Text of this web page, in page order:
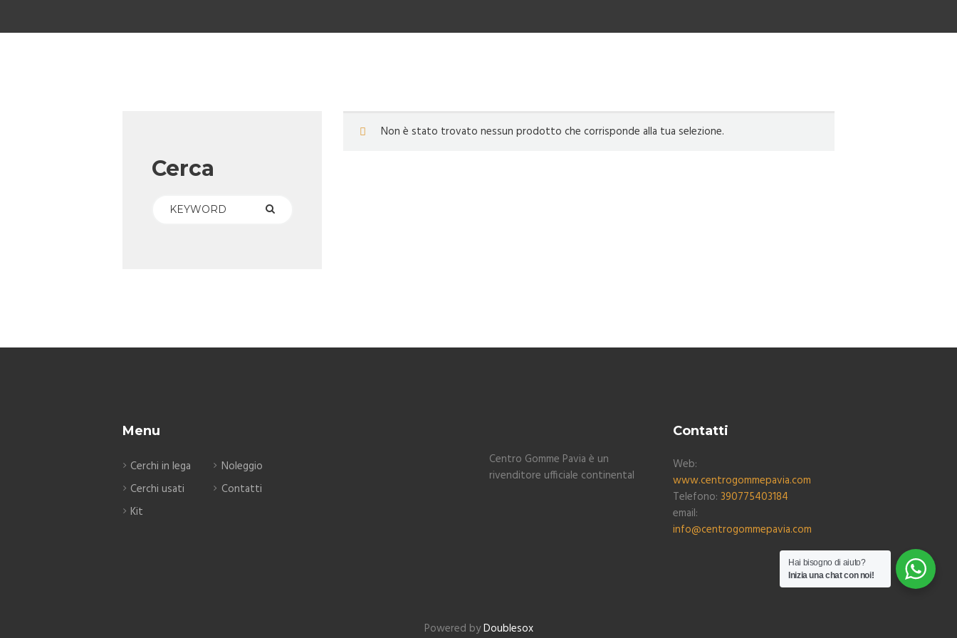
Non è stato trovato nessun prodotto che corrisponde alla tua selezione.
Cerca
Menu
Cerchi in lega
Cerchi usati
Kit
Noleggio
Contatti
Centro Gomme Pavia è un
rivenditore ufficiale continental
Contatti
Web:
www.centrogommepavia.com
Telefono: 390775403184
email:
info@centrogommepavia.com
Powered byDoublesox
Hai bisogno di aiuto?
Inizia una chat con noi!